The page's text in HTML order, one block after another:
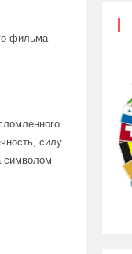
фильма
силу
символом